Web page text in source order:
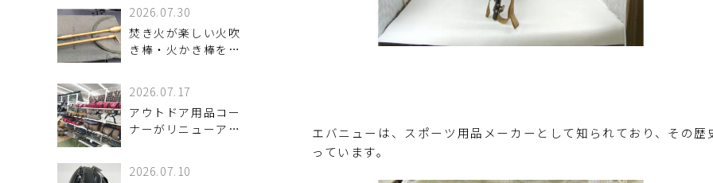
2026.07.30
焚き火が楽しい火吹
き棒・火かき棒をご
2026.07.17
アウトドア用品コー
ナーがリニューアル
2026.07.10
エバニューは、スポーツ用品メーカーとして知られており、その
っています。